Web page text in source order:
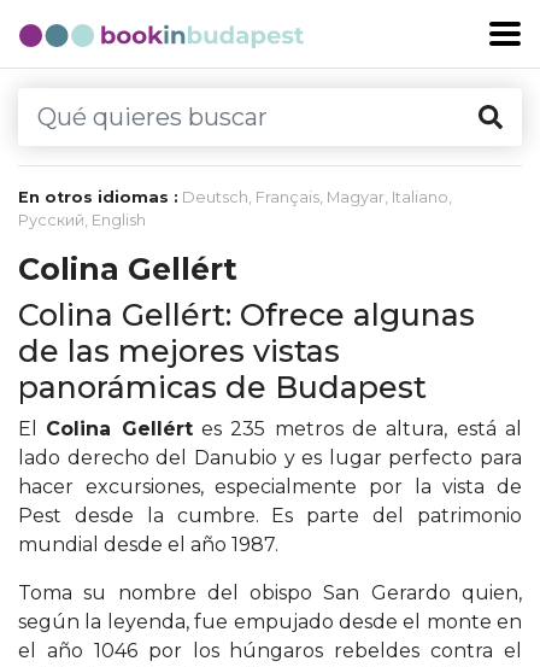
En otros idiomas : Deutsch, Français, Magyar, Italiano,
Русский, English
Colina Gellért
Colina Gellért: Ofrece algunas
de las mejores vistas
panorámicas de Budapest
El Colina Gellértes 235 metros de altura, está al
lado derecho del Danubio y es lugar perfecto para
hacer excursiones, especialmente por la vista de
Pest desde la cumbre. Es parte del patrimonio
mundial desde el año 1987.
Toma su nombre del obispo San Gerardo quien,
según la leyenda, fue empujado desde el monte en
el año 1046 por los húngaros rebeldes contra el